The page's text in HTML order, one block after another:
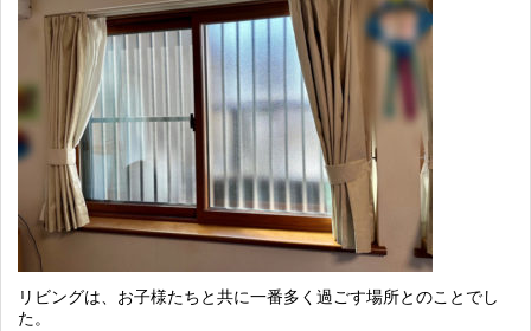
リビングは、お子様たちと共に一番多く過ごす場所とのことでし
た。